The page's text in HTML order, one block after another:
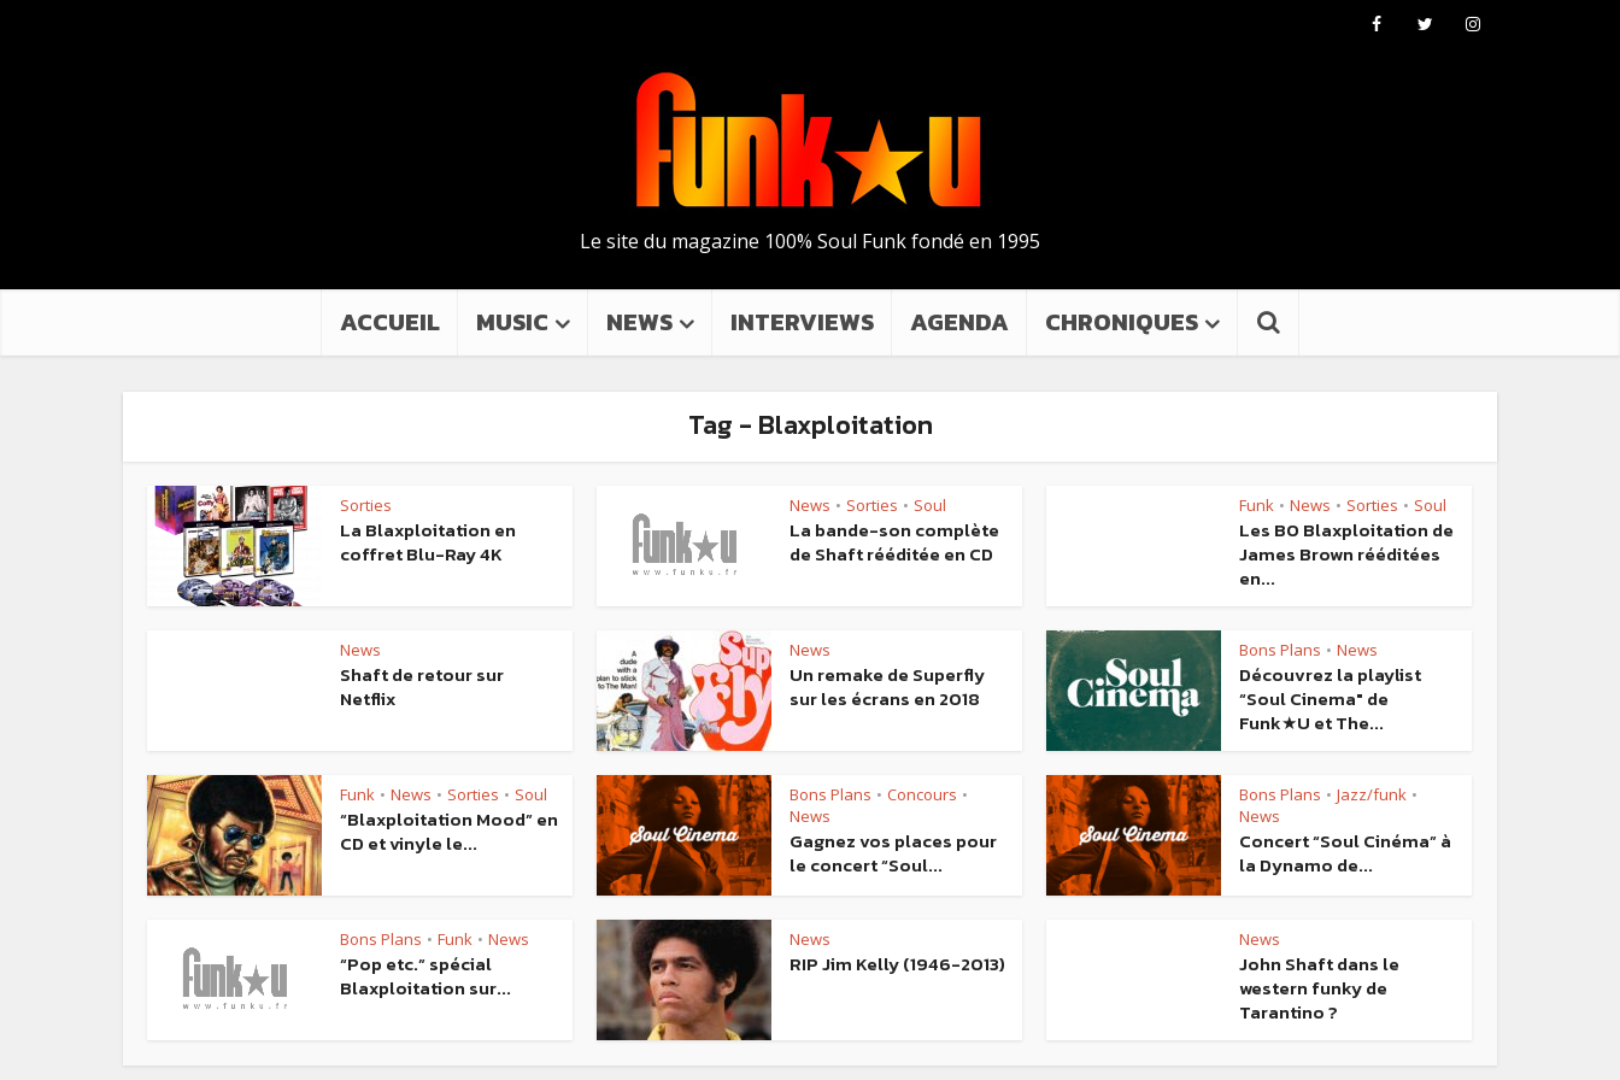
Le site du magazine 100% Soul Funk fondé en 1995
ACCUEIL MUSIC NEWS INTERVIEWS AGENDA CHRONIQUES
Tag - Blaxploitation
Sorties
La Blaxploitation en
coffret Blu-Ray 4K
News • Sorties • Soul
La bande-son complète
de Shaft rééditée en CD
Funk • News • Sorties • Soul
Les BO Blaxploitation de
James Brown rééditées
en...
News
Shaft de retour sur
Netflix
News
Un remake de Superfly
sur les écrans en 2018
Bons Plans • News
Découvrez la playlist
“Soul Cinema″ de
Funk★U et The...
Funk • News • Sorties • Soul
“Blaxploitation Mood” en
CD et vinyle le...
Bons Plans • Concours •
News
Gagnez vos places pour
le concert “Soul...
Bons Plans • Jazz/funk •
News
Concert “Soul Cinéma” à
la Dynamo de...
Bons Plans • Funk • News
“Pop etc.” spécial
Blaxploitation sur...
News
RIP Jim Kelly (1946-2013)
News
John Shaft dans le
western funky de
Tarantino ?